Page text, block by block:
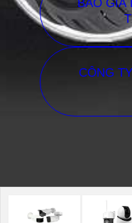
BÁO GIÁ
CÔNG